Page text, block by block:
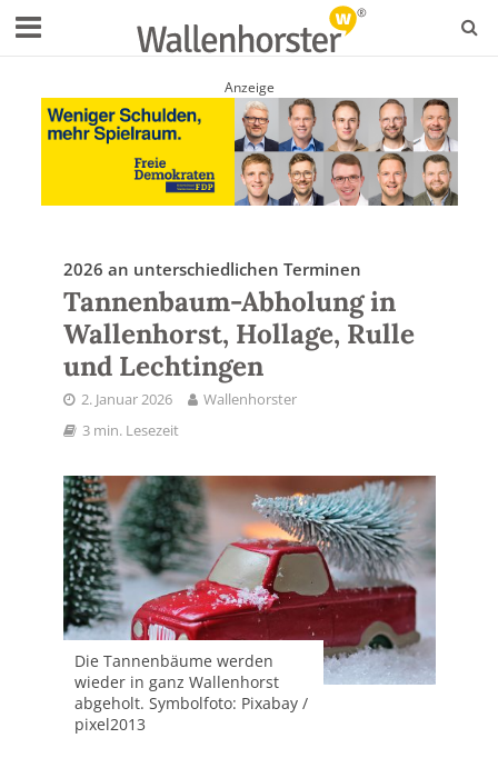
Anzeige
2026 an unterschiedlichen Terminen
Tannenbaum-Abholung in
Wallenhorst, Hollage, Rulle
und Lechtingen
2. Januar 2026
Wallenhorster
3 min. Lesezeit
Die Tannenbäume werden
wieder in ganz Wallenhorst
abgeholt. Symbolfoto: Pixabay /
pixel2013